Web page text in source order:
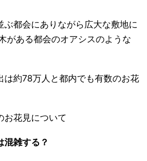
ぶ都会にありながら広大な敷地に
がある都会のオアシスのような
は約78万人と都内でも有数のお花
お花見について
混雑する？